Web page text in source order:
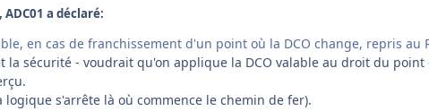
a déclaré:
en cas de franchissement d'un point où la DCO change, repris au
la sécurité - voudrait qu'on applique la DCO valable au droit du point
logique s'arrête là où commence le chemin de fer).